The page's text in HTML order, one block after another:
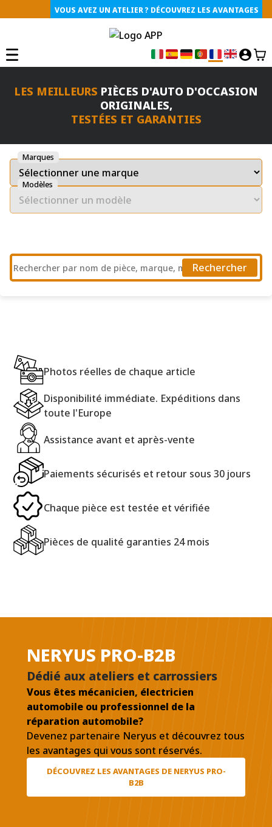
VOUS AVEZ UN ATELIER ? DÉCOUVREZ LES AVANTAGES
LES MEILLEURS PIÈCES D'AUTO D'OCCASION
ORIGINALES,
TESTÉES ET GARANTIES
Marques
Modèles
Rechercher
Photos réelles de chaque article
Disponibilité immédiate. Expéditions dans
toute l'Europe
Assistance avant et après-vente
Paiements sécurisés et retour sous 30 jours
Chaque pièce est testée et vérifiée
Pièces de qualité garanties 24 mois
NERYUS PRO-B2B
Dédié aux ateliers et carrossiers
Vous êtes mécanicien, électricien
automobile ou professionnel de la
réparation automobile?
Devenez partenaire Neryus et découvrez tous
les avantages qui vous sont réservés.
DÉCOUVREZ LES AVANTAGES DE NERYUS PRO-
B2B